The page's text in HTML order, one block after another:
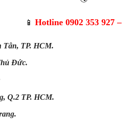
📱 Hotline 0902 353 927 –
Tân, TP. HCM.
Đức.
Q.2 TP. HCM.
.